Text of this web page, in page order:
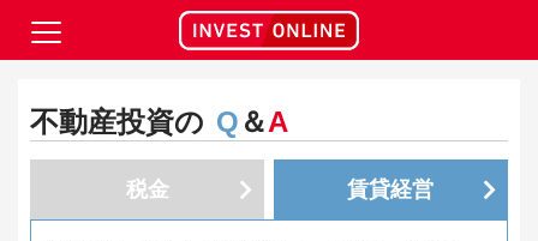
不動産投資の Q ＆A
税金 賃貸経営